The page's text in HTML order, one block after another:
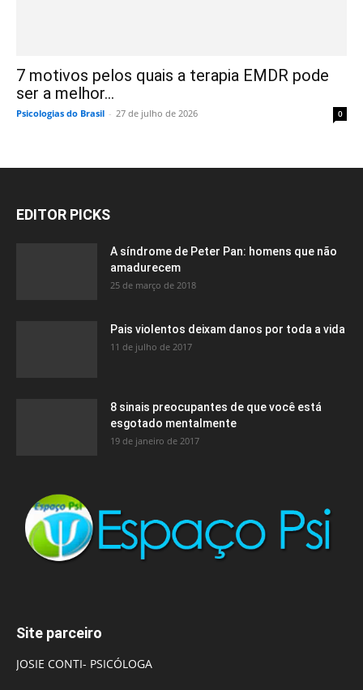
7 motivos pelos quais a terapia EMDR pode
ser a melhor...
Psicologias do Brasil - 27 de julho de 2026 0
EDITOR PICKS
A síndrome de Peter Pan: homens que não
amadurecem
25 de março de 2018
Pais violentos deixam danos por toda a vida
11 de julho de 2017
8 sinais preocupantes de que você está
esgotado mentalmente
19 de janeiro de 2017
Site parceiro
JOSIE CONTI- PSICÓLOGA